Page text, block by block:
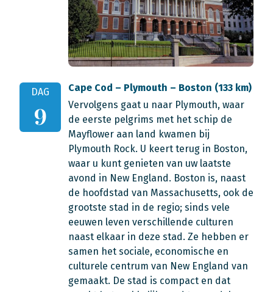
DAG
9
Cape Cod – Plymouth – Boston (133 km)
Vervolgens gaat u naar Plymouth, waar
de eerste pelgrims met het schip de
Mayflower aan land kwamen bij
Plymouth Rock. U keert terug in Boston,
waar u kunt genieten van uw laatste
avond in New England. Boston is, naast
de hoofdstad van Massachusetts, ook de
grootste stad in de regio; sinds vele
eeuwen leven verschillende culturen
naast elkaar in deze stad. Ze hebben er
samen het sociale, economische en
culturele centrum van New England van
gemaakt. De stad is compact en dat